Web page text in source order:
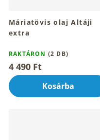
Máriatövis olaj Altáji
extra
RAKTÁRON (2 DB)
4 490 Ft
Kosárba